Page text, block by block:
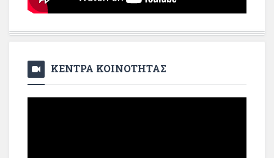
ΚΕΝΤΡΑ ΚΟΙΝΟΤΗΤΑΣ